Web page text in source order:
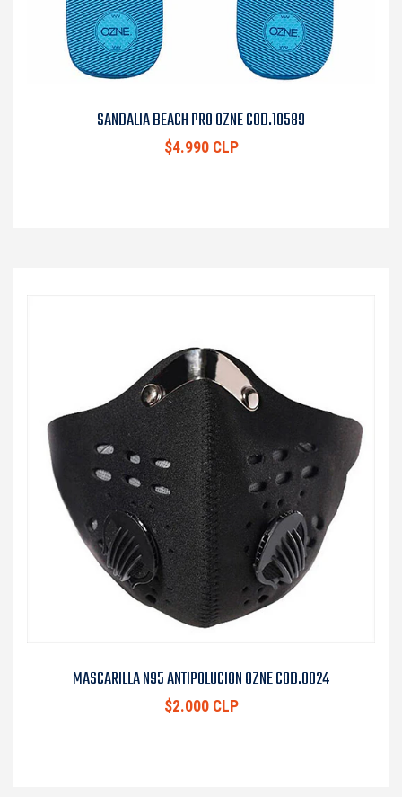
SANDALIA BEACH PRO OZNE COD.10589
$4.990 CLP
MASCARILLA N95 ANTIPOLUCION OZNE COD.0024
$2.000 CLP